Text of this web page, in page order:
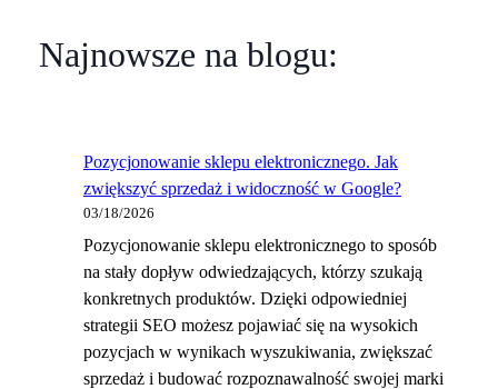
Najnowsze na blogu:
Pozycjonowanie sklepu elektronicznego. Jak
zwiększyć sprzedaż i widoczność w Google?
03/18/2026
Pozycjonowanie sklepu elektronicznego to sposób
na stały dopływ odwiedzających, którzy szukają
konkretnych produktów. Dzięki odpowiedniej
strategii SEO możesz pojawiać się na wysokich
pozycjach w wynikach wyszukiwania, zwiększać
sprzedaż i budować rozpoznawalność swojej marki